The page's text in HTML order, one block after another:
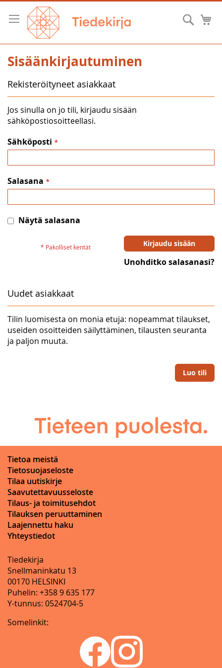
Skip
Content
Hae
Sisäänkirjautuminen
Rekisteröityneet asiakkaat
Jos sinulla on jo tili, kirjaudu sisään
sähköpostiosoitteellasi.
Sähköposti
Salasana
Näytä salasana
Kirjaudu sisään
Unohditko salasanasi?
Uudet asiakkaat
Tilin luomisesta on monia etuja: nopeammat tilaukset,
useiden osoitteiden säilyttäminen, tilausten seuranta
ja paljon muuta.
Luo tili
Tietoa meistä
Tietosuojaseloste
Tilaa uutiskirje
Saavutettavuusseloste
Tilaus- ja toimitusehdot
Tilauksen peruuttaminen
Laajennettu haku
Yhteystiedot
Tiedekirja
Snellmaninkatu 13
00170 HELSINKI
Puhelin: +358 9 635 177
Y-tunnus: 0524704-5
Somelinkit: